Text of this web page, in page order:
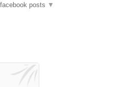
facebook posts ▼